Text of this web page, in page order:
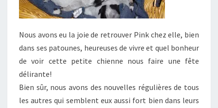
Nous avons eu la joie de retrouver Pink chez elle, bien
dans ses patounes, heureuses de vivre et quel bonheur
de voir cette petite chienne nous faire une fête
délirante!
Bien sûr, nous avons des nouvelles régulières de tous
les autres qui semblent eux aussi fort bien dans leurs